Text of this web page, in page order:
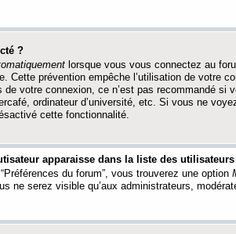
?
lorsque vous vous connectez au
Cette prévention empêche l’utilisation de votre
votre connexion, ce n’est pas recommandé si
ordinateur d’université, etc. Si vous ne
cette fonctionnalité.
apparaisse dans la liste des
du forum”, vous trouverez une option
ne serez visible qu’aux administrateurs,